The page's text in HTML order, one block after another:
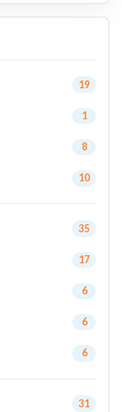
19
1
8
10
35
17
6
6
6
31